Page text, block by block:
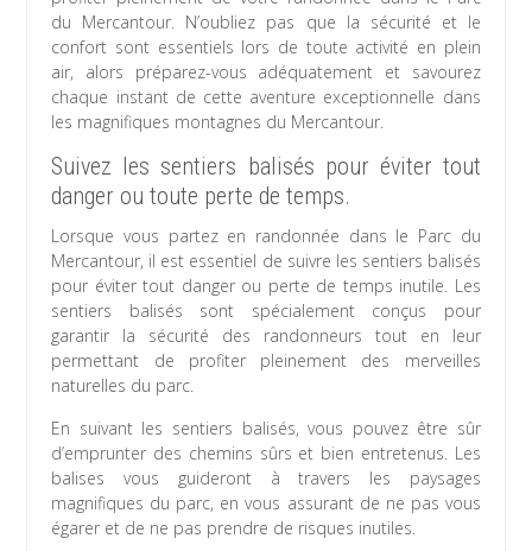
du Mercantour. N’oubliez pas que la sécurité et le
confort sont essentiels lors de toute activité en plein
air, alors préparez-vous adéquatement et savourez
chaque instant de cette aventure exceptionnelle dans
les magnifiques montagnes du Mercantour.
Suivez les sentiers balisés pour éviter tout
danger ou toute perte de temps.
Lorsque vous partez en randonnée dans le Parc du
Mercantour, il est essentiel de suivre les sentiers balisés
pour éviter tout danger ou perte de temps inutile. Les
sentiers balisés sont spécialement conçus pour
garantir la sécurité des randonneurs tout en leur
permettant de profiter pleinement des merveilles
naturelles du parc.
En suivant les sentiers balisés, vous pouvez être sûr
d’emprunter des chemins sûrs et bien entretenus. Les
balises vous guideront à travers les paysages
magnifiques du parc, en vous assurant de ne pas vous
égarer et de ne pas prendre de risques inutiles.